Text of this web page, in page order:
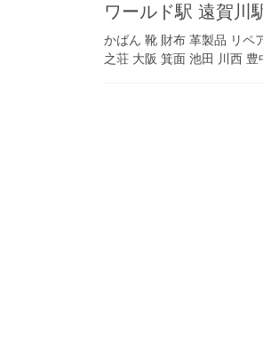
ワールド駅 遠賀川
かばん 靴 財布 革製品 リペ
之荘 大阪 箕面 池田 川西